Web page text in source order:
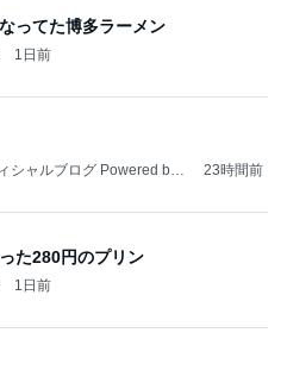
ってた博多ラーメン
1日前
シャルブログ Powered by
23時間前
た280円のプリン
1日前